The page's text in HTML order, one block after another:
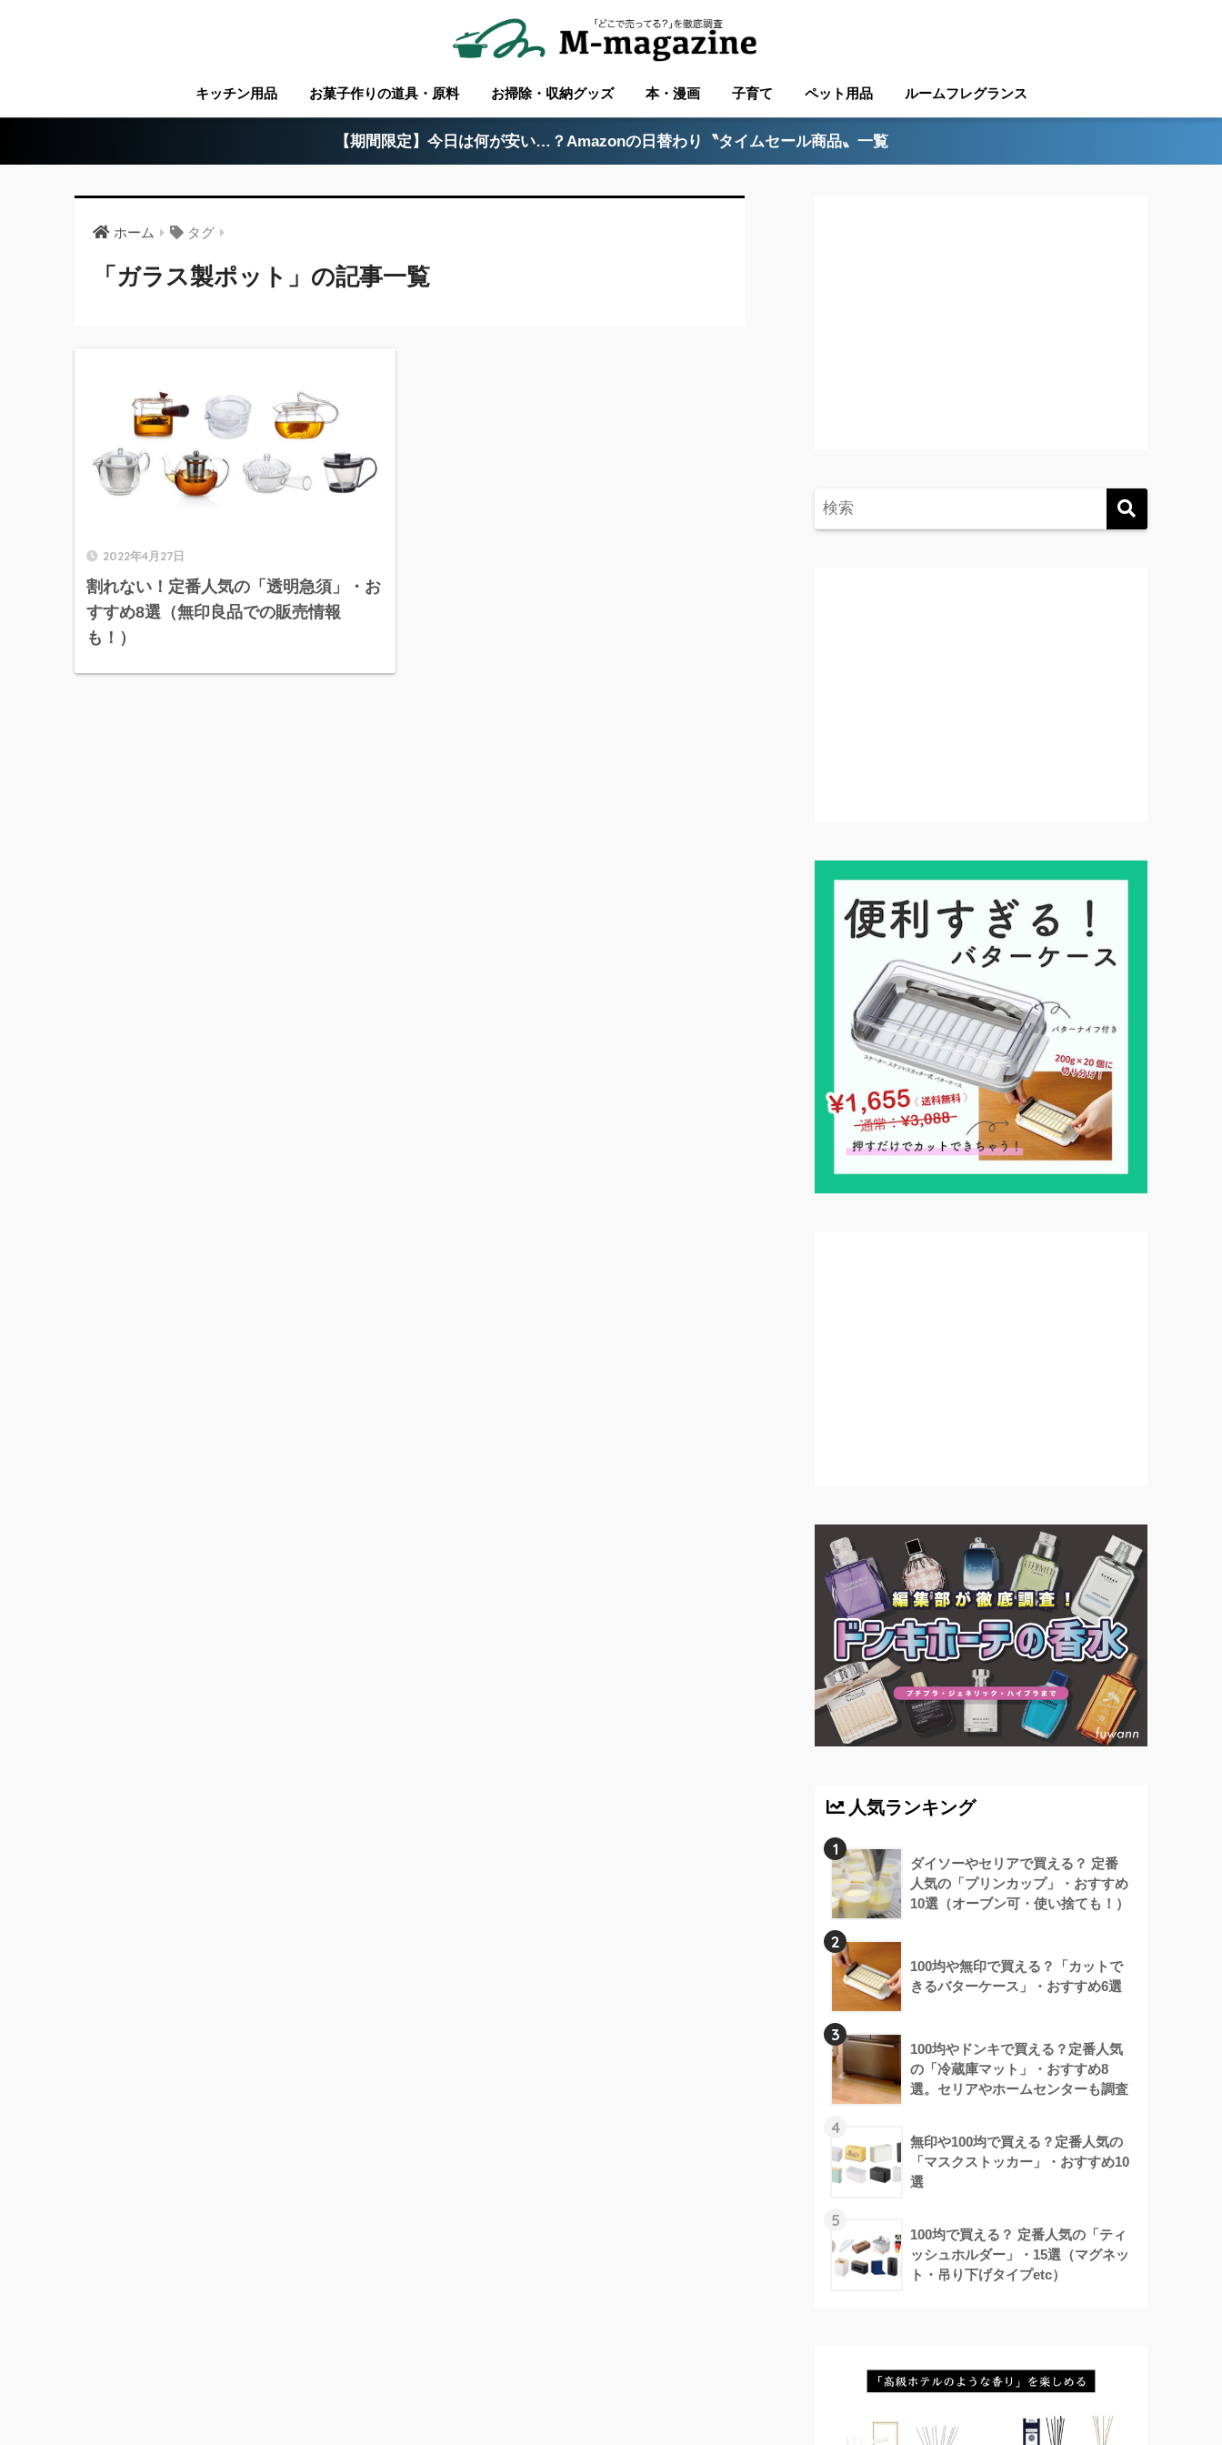
キッチン用品 お菓子作りの道具・原料 お掃除・収納グッズ 本・漫画 子育て ペット用品 ルームフレグランス
【期間限定】今日は何が安い…？Amazonの日替わり〝タイムセール商品〟一覧
ホーム タグ
「ガラス製ポット」の記事一覧
2022年4月27日
割れない！定番人気の「透明急須」・お
すすめ8選（無印良品での販売情報
も！）
人気ランキング
1
ダイソーやセリアで買える？ 定番
人気の「プリンカップ」・おすすめ
10選（オーブン可・使い捨ても！）
2
100均や無印で買える？「カットで
きるバターケース」・おすすめ6選
3
100均やドンキで買える？定番人気
の「冷蔵庫マット」・おすすめ8
選。セリアやホームセンターも調査
4
無印や100均で買える？定番人気の
「マスクストッカー」・おすすめ10
選
5
100均で買える？ 定番人気の「ティ
ッシュホルダー」・15選（マグネッ
ト・吊り下げタイプetc）